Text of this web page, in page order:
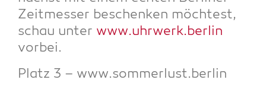
Zeit­mes­ser beschen­ken möch­test,
schau unter www.uhrwerk.berlin
vorbei.
Platz 3 – www.sommerlust.berlin